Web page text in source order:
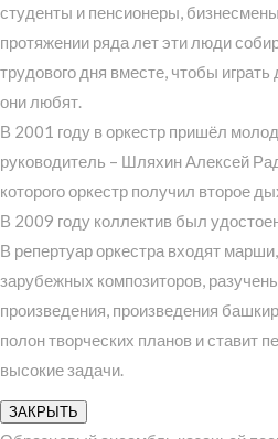
студенты и пенсионеры,
протяжении ряда лет эти люди
трудового дня вместе, чтобы
они любят.
В 2001 году в оркестр пришёл
руководитель – Шляхин Алексей
которого оркестр получил второе
В 2009 году коллектив был
В репертуар оркестра входят
зарубежных композиторов,
произведения, произведения
полон творческих планов и ставит
высокие задачи.
ЗАКРЫТЬ